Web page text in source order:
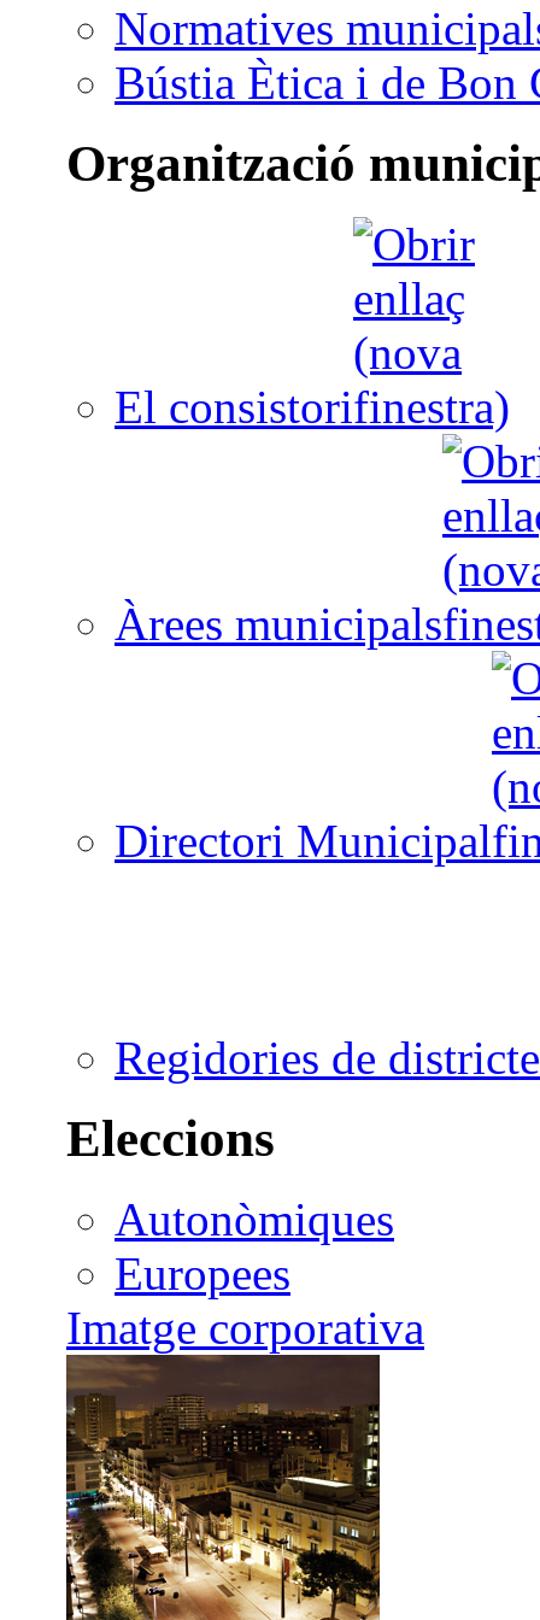
Normatives
Bústia Ètica i de Bon
Organització
El consistori
Àrees municipals
Directori Municipal
Regidories de districte
Eleccions
Autonòmiques
Europees
Imatge corporativa